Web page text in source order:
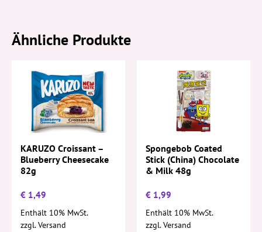
Ähnliche Produkte
KARUZO Croissant –
Blueberry Cheesecake
82g
€ 1,49
Enthält 10% MwSt.
zzgl.Versand
Spongebob Coated
Stick (China) Chocolate
& Milk 48g
€ 1,99
Enthält 10% MwSt.
zzgl.Versand